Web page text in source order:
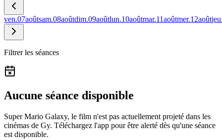
ven.07aoûtsam.08aoûtdim.09aoûtlun.10aoûtmar.11aoûtmer.12août
Filtrer les séances
Aucune séance disponible
Super Mario Galaxy, le film n'est pas actuellement projeté dans les
cinémas de Gy. Téléchargez l'app pour être alerté dès qu'une séance
est disponible.